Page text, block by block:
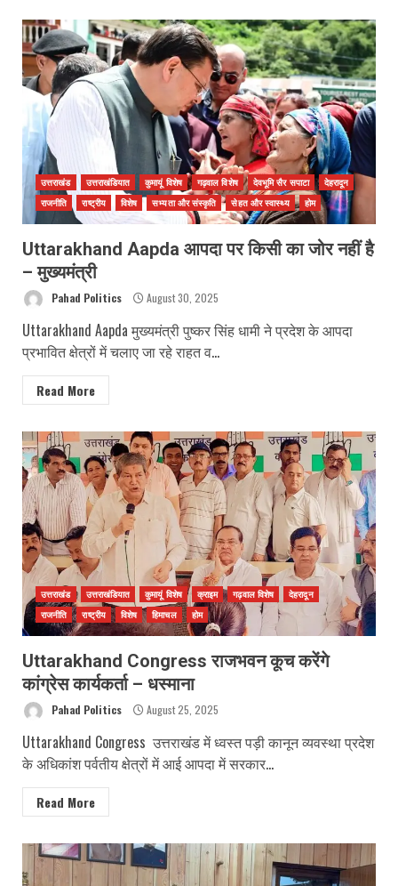
उत्तराखंड उत्तराखंडियात कुमायूं विशेष गढ़वाल विशेष देवभूमि सैर सपाटा
देहरादून
राजनीति
राष्ट्रीय विशेष सभ्यता और संस्कृति सेहत और स्वास्थ्य होम
Uttarakhand Aapda आपदा पर किसी का जोर नहीं है
– मुख्यमंत्री
Pahad Politics August 30, 2025
Uttarakhand Aapda मुख्यमंत्री पुष्कर सिंह धामी ने प्रदेश के आपदा
प्रभावित क्षेत्रों में चलाए जा रहे राहत व...
Read More
उत्तराखंड उत्तराखंडियात कुमायूं विशेष क्राइम गढ़वाल विशेष
देहरादून
राजनीति
राष्ट्रीय विशेष हिमाचल होम
Uttarakhand Congress राजभवन कूच करेंगे
कांग्रेस कार्यकर्ता – धस्माना
Pahad Politics August 25, 2025
Uttarakhand Congress उत्तराखंड में ध्वस्त पड़ी कानून व्यवस्था प्रदेश
के अधिकांश पर्वतीय क्षेत्रों में आई आपदा में सरकार...
Read More